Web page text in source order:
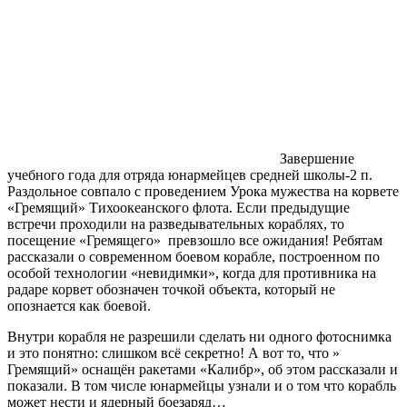
Завершение
учебного года для отряда юнармейцев средней школы-2 п.
Раздольное совпало с проведением Урока мужества на корвете
«Гремящий» Тихоокеанского флота. Если предыдущие
встречи проходили на разведывательных кораблях, то
посещение «Гремящего» превзошло все ожидания! Ребятам
рассказали о современном боевом корабле, построенном по
особой технологии «невидимки», когда для противника на
радаре корвет обозначен точкой объекта, который не
опознается как боевой.
Внутри корабля не разрешили сделать ни одного фотоснимка
и это понятно: слишком всё секретно! А вот то, что »
Гремящий» оснащён ракетами «Калибр», об этом рассказали и
показали. В том числе юнармейцы узнали и о том что корабль
может нести и ядерный боезаряд…